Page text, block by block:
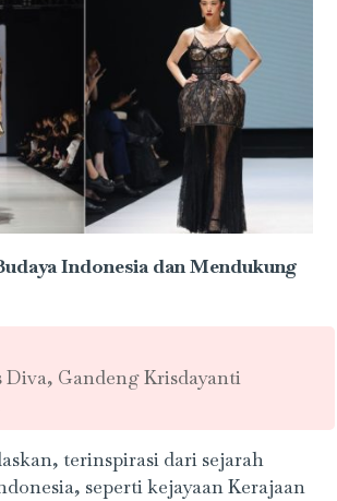
Indonesia dan Mendukung
Diva, Gandeng Krisdayanti
terinspirasi dari sejarah
seperti kejayaan Kerajaan